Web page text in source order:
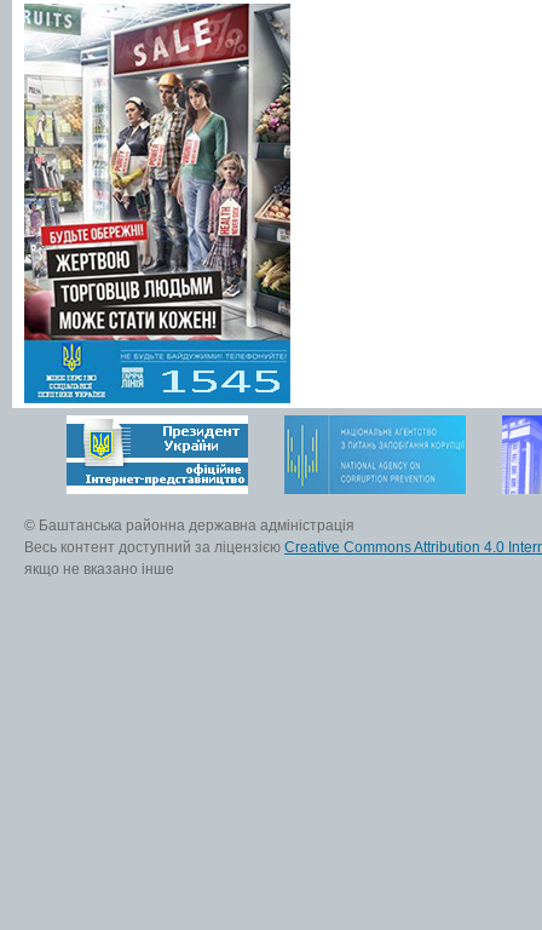
© Баштанська районна державна адміністрація
Весь контент доступний за ліцензією Creative Commons Attribution 4.0
якщо не вказано інше